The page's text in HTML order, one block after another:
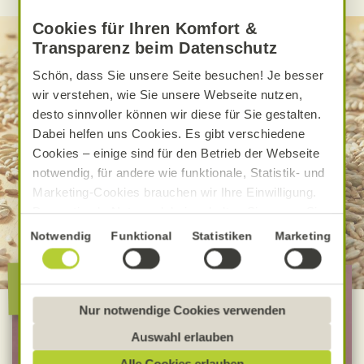
Cookies für Ihren Komfort &
Transparenz beim Datenschutz
Schön, dass Sie unsere Seite besuchen! Je besser
wir verstehen, wie Sie unsere Webseite nutzen,
desto sinnvoller können wir diese für Sie gestalten.
Dabei helfen uns Cookies. Es gibt verschiedene
Cookies – einige sind für den Betrieb der Webseite
notwendig, für andere wie funktionale, Statistik- und
Marketing-Cookies brauchen wir Ihre Einwilligung.
Das optimale Nutzererlebnis erhalten Sie, wenn Sie
„Alle Cookies erlauben“ anklicken. Ihre Einwilligung
umfasst in diesem Fall auch den Einsatz von
Dienstleistern in Drittländern, die kein mit der EU
Sofern personenbezogene Daten dorthin übermittelt
werden, besteht das Risiko, dass diese erfasst und
analysiert werden und Betroffenenrechte nicht
Einwilligungsauswahl
Notwendig Funktional Statistiken Marketing
Auswahl erlauben
Nur notwendige Cookies verwenden
Die besondere Alnatura
Qualität
100 % Bio-Lebensmittel